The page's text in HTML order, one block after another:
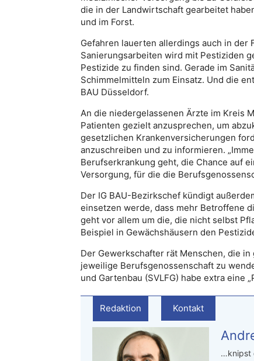
die in der Landwirtschaft gearbeitet
und im Forst.
Gefahren lauerten allerdings auch in der
Sanierungsarbeiten wird mit Pestiziden
Pestizide zu finden sind. Gerade im
Schimmelmitteln zum Einsatz. Und die
BAU Düsseldorf.
An die niedergelassenen Ärzte im Kreis
Patienten gezielt anzusprechen, um
gesetzlichen Krankenversicherungen
anzuschreiben und zu informieren.
Berufserkrankung geht, die Chance auf
Versorgung, für die die
Der IG BAU-Bezirkschef kündigt
einsetzen werde, dass mehr Betroffene
geht vor allem um die, die nicht selbst
Beispiel in Gewächshäusern den
Der Gewerkschafter rät Menschen, die
jeweilige Berufsgenossenschaft zu
und Gartenbau (SVLFG) habe extra eine
Redaktion Kontakt
…knipst